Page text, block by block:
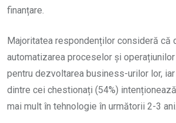
finanțare.
Majoritatea respondenților consideră că
automatizarea proceselor și
pentru dezvoltarea business-urilor lor,
dintre cei chestionați (54%)
mai mult în tehnologie în următorii 2-3 ani.